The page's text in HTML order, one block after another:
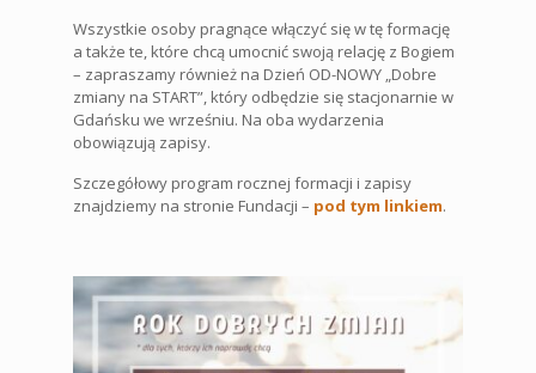
Wszystkie osoby pragnące włączyć się w tę formację
a także te, które chcą umocnić swoją relację z Bogiem
– zapraszamy również na Dzień OD-NOWY „Dobre
zmiany na START”, który odbędzie się stacjonarnie w
Gdańsku we wrześniu. Na oba wydarzenia
obowiązują zapisy.
Szczegółowy program rocznej formacji i zapisy
znajdziemy na stronie Fundacji – pod tym linkiem.